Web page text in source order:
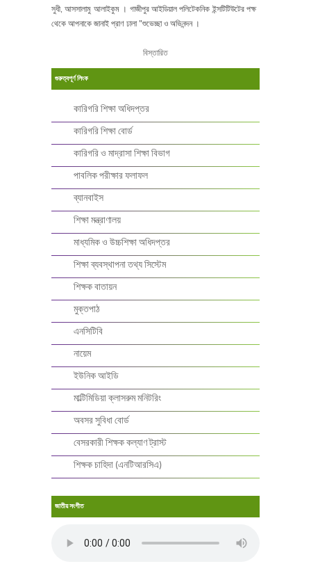
সুধী, আসসালামু আলাইকুম । গাজীপুর আইডিয়াল পলিটেকনিক ইন্সটিটিউটের পক্ষ
থেকে আপনাকে জানাই প্রাণ ঢালা "শুভেচ্ছা ও অভিনন্দন ।
বিস্তারিত
গুরুত্বপূর্ণ লিংক
কারিগরি শিক্ষা অধিদপ্তর
কারিগরি শিক্ষা বোর্ড
কারিগরি ও মাদ্রাসা শিক্ষা বিভাগ
পাবলিক পরীক্ষার ফলাফল
ব্যানবাইস
শিক্ষা মন্ত্রাণালয়
মাধ্যমিক ও উচ্চশিক্ষা অধিদপ্তর
শিক্ষা ব্যবস্থাপনা তথ্য সিস্টেম
শিক্ষক বাতায়ন
মুক্তপাঠ
এনসিটিবি
নায়েম
ইউনিক আইডি
মাল্টিমিডিয়া ক্লাসরুম মনিটরিং
অবসর সুবিধা বোর্ড
বেসরকারী শিক্ষক কল্যাণ ট্রাস্ট
শিক্ষক চাহিদা (এনটিআরসিএ)
জাতীয় সংগীত